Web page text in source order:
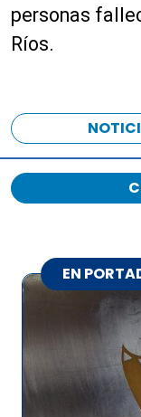
personas
Ríos.
EN